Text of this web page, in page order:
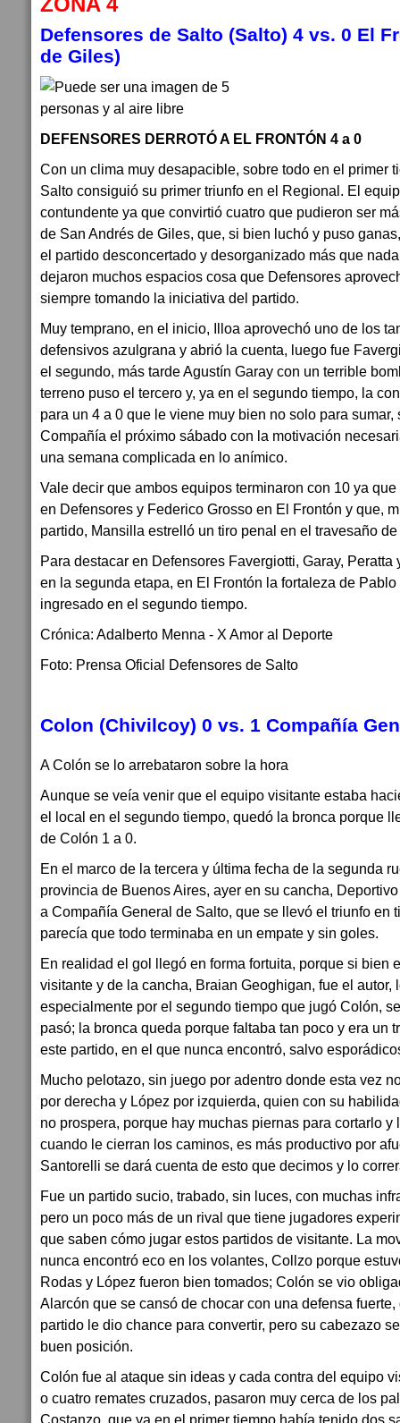
Defensores de Salto (Salto) 4 vs. 0 El
de Giles)
DEFENSORES DERROTÓ A EL FRONTÓN 4 a 0
Con un clima muy desapacible, sobre todo en el primer
Salto consiguió su primer triunfo en el Regional. El
contundente ya que convirtió cuatro que pudieron ser
de San Andrés de Giles, que, si bien luchó y puso
el partido desconcertado y desorganizado más que
dejaron muchos espacios cosa que Defensores
siempre tomando la iniciativa del partido.
Muy temprano, en el inicio, Illoa aprovechó uno de los
defensivos azulgrana y abrió la cuenta, luego fue
el segundo, más tarde Agustín Garay con un terrible
terreno puso el tercero y, ya en el segundo tiempo, la
para un 4 a 0 que le viene muy bien no solo para
Compañía el próximo sábado con la motivación
una semana complicada en lo anímico.
Vale decir que ambos equipos terminaron con 10 ya
en Defensores y Federico Grosso en El Frontón y que,
partido, Mansilla estrelló un tiro penal en el travesaño
Para destacar en Defensores Favergiotti, Garay,
en la segunda etapa, en El Frontón la fortaleza de
ingresado en el segundo tiempo.
Crónica: Adalberto Menna - X Amor al Deporte
Foto: Prensa Oficial Defensores de Salto
Colon (Chivilcoy) 0 vs. 1 Compañía
A Colón se lo arrebataron sobre la hora
Aunque se veía venir que el equipo visitante estaba
el local en el segundo tiempo, quedó la bronca porque
de Colón 1 a 0.
En el marco de la tercera y última fecha de la segunda
provincia de Buenos Aires, ayer en su cancha,
a Compañía General de Salto, que se llevó el triunfo en
parecía que todo terminaba en un empate y sin goles.
En realidad el gol llegó en forma fortuita, porque si bien
visitante y de la cancha, Braian Geoghigan, fue el autor,
especialmente por el segundo tiempo que jugó Colón,
pasó; la bronca queda porque faltaba tan poco y era un
este partido, en el que nunca encontró, salvo
Mucho pelotazo, sin juego por adentro donde esta vez
por derecha y López por izquierda, quien con su
no prospera, porque hay muchas piernas para cortarlo y
cuando le cierran los caminos, es más productivo por
Santorelli se dará cuenta de esto que decimos y lo
Fue un partido sucio, trabado, sin luces, con muchas
pero un poco más de un rival que tiene jugadores
que saben cómo jugar estos partidos de visitante. La
nunca encontró eco en los volantes, Collzo porque
Rodas y López fueron bien tomados; Colón se vio
Alarcón que se cansó de chocar con una defensa
partido le dio chance para convertir, pero su cabezazo
buen posición.
Colón fue al ataque sin ideas y cada contra del equipo
o cuatro remates cruzados, pasaron muy cerca de los
Costanzo, que ya en el primer tiempo había tenido dos